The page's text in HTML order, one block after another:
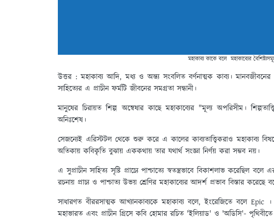
মহাকাব্য কাকে বলে মহাকাব্যের
উত্তর : মহাকাব্য আদি, মধ্য ও অন্ত্য সংবলিত বর্ণনাত্মক কাব্য।
সাহিত্যের এ প্রাচীন ফর্মটি জীবনের সমগ্রতা সন্ধানী।
মানুষের চিরায়ত শিল্প অন্বেষার কাছে মহাকাব্যের "মূল্য অপরিসীম।
অনিঃশেষ।
সেজন্যেই এরিস্টটল থেকে শুরু করে এ কালের কাব্যতাত্ত্বিকরাও মহাকাব্য
অতিকায় কবিকৃতি বুঝায় এককথায় তার যথার্থ সংজ্ঞা নির্ণয় করা সম্ভব নয়।
এ সুপ্রাচীন সাহিত্য সৃষ্টি প্রাচ্যে পাশ্চাত্যে স্বতন্ত্রভাবে বিকাশলাভ করেছিল বলে
রচনায় প্রাচ্য ও পাশ্চাত্য উভয় শ্রেণির মহাকাব্যের আদর্শ প্রভাব বিস্তার
সাধারণত বীররসাত্মক আখ্যানকাব্যকে মহাকাব্য বলে, ইংরেজিতে বলে Epic ।
মহাভারত এবং প্রাচীন গ্রিসে কবি হোমার রচিত 'ইলিয়াড' ও 'অডিসি'- পৃথিবীতে